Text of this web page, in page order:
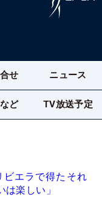
せ ニュース
ど TV放送予定
エラで得たそれ
は楽しい」